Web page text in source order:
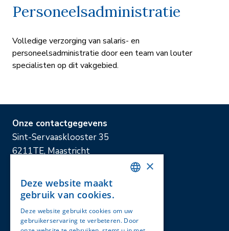
Personeelsadministratie
Volledige verzorging van salaris- en
personeelsadministratie door een team van louter
specialisten op dit vakgebied.
Onze contactgegevens
Sint-Servaasklooster 35
6211TE, Maastricht
info@westpark.nl
Accountancy & Belastingadvies
×
Deze website maakt
gebruik van cookies.
Deze website gebruikt cookies om uw
gebruikerservaring te verbeteren. Door